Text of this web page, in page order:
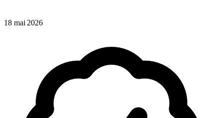
18 mai 2026